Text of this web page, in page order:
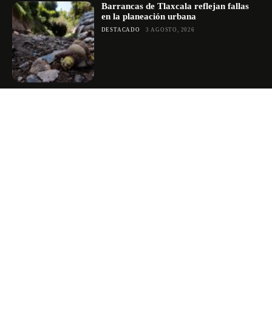
Barrancas de Tlaxcala reflejan fallas
en la planeación urbana
DESTACADO 3 AGOSTO, 2026